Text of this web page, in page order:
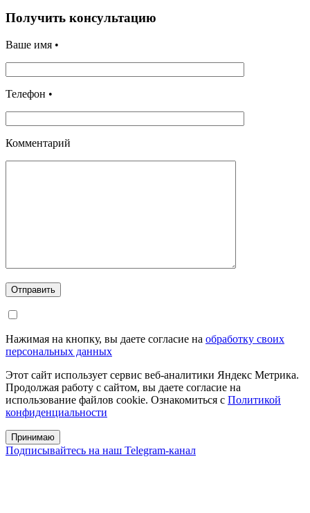
Получить консультацию
Ваше имя •
Телефон •
Комментарий
Отправить
Нажимая на кнопку, вы даете согласие на обработку своих
персональных данных
Этот сайт использует сервис веб-аналитики Яндекс Метрика.
Продолжая работу с сайтом, вы даете согласие на
использование файлов cookie. Ознакомиться с Политикой
конфиденциальности
Принимаю
Подписывайтесь на наш Telegram-канал